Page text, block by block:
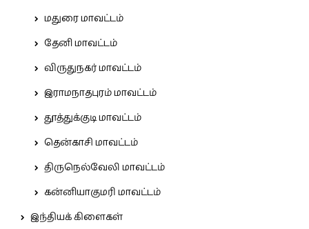
மதுரை மாவட்டம்
தேனி மாவட்டம்
விருதுநகர் மாவட்டம்
இராமநாதபுரம் மாவட்டம்
தூத்துக்குடி மாவட்டம்
தென்காசி மாவட்டம்
திருநெல்வேலி மாவட்டம்
கன்னியாகுமரி மாவட்டம்
இந்தியக் கிளைகள்